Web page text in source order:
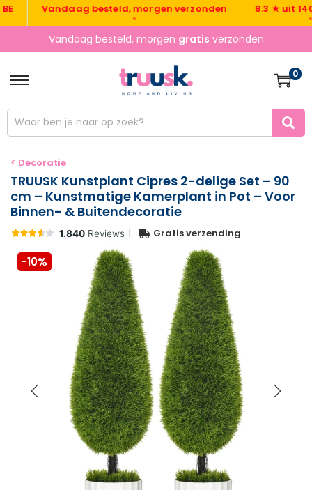
Vandaag besteld, morgen verzonden 8.3 ★ uit 1400+
Vandaag besteld, morgen gratis verzonden
0
< Decoratie
TRUUSK Kunstplant Cipres 2-delige Set – 90
cm – Kunstmatige Kamerplant in Pot – Voor
Binnen- & Buitendecoratie
| Gratis verzending
-10%